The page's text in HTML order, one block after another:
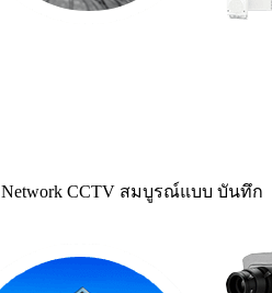
CCTV สมบูรณ์แบบ บันทึก